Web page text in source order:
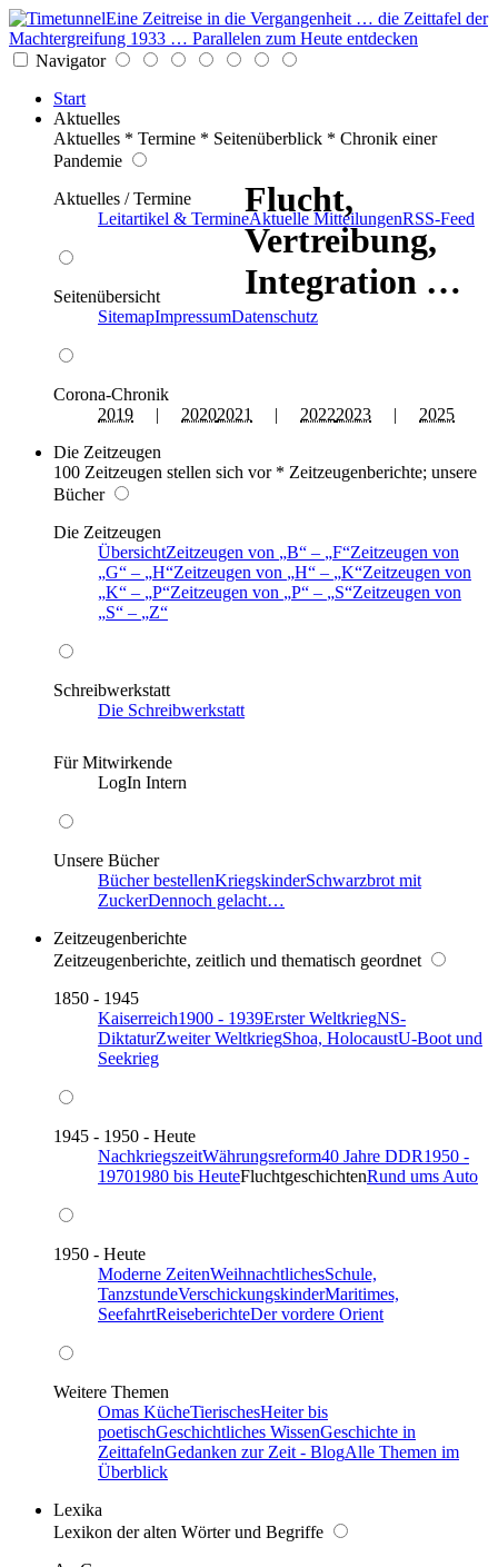
Eine Zeitreise in die Vergangenheit … die Zeittafel der
Machtergreifung 1933 … Parallelen zum Heute entdecken
Navigator
Start
Aktuelles
Aktuelles * Termine * Seitenüberblick * Chronik einer
Pandemie
Aktuelles / Termine
Leitartikel & TermineAktuelle MitteilungenRSS-Feed
Seitenübersicht
SitemapImpressumDatenschutz
Corona-Chronik
2019 | 20202021 | 20222023 | 2025
Die Zeitzeugen
100 Zeitzeugen stellen sich vor * Zeitzeugenberichte; unsere
Bücher
Die Zeitzeugen
ÜbersichtZeitzeugen von B – F Zeitzeugen von
G
– H Zeitzeugen von H – K Zeitzeugen von
K
– P Zeitzeugen von P – S Zeitzeugen von
S
– Z
Schreibwerkstatt
Die Schreibwerkstatt
Für Mitwirkende
LogIn Intern
Unsere Bücher
Bücher bestellenKriegskinderSchwarzbrot mit
ZuckerDennoch gelacht…
Zeitzeugenberichte
Zeitzeugenberichte, zeitlich und thematisch geordnet
1850 - 1945
Kaiserreich1900 - 1939Erster WeltkriegNS-
DiktaturZweiter WeltkriegShoa, HolocaustU-Boot und
Seekrieg
1945 - 1950 - Heute
NachkriegszeitWährungsreform40 Jahre DDR1950 -
19701980 bis HeuteFluchtgeschichtenRund ums Auto
1950 - Heute
Moderne ZeitenWeihnachtlichesSchule,
TanzstundeVerschickungskinderMaritimes,
SeefahrtReiseberichteDer vordere Orient
Weitere Themen
Omas KücheTierischesHeiter bis
poetischGeschichtliches WissenGeschichte in
ZeittafelnGedanken zur Zeit - BlogAlle Themen im
Überblick
Lexika
Lexikon der alten Wörter und Begriffe
Flucht,
Vertreibung,
Integration …